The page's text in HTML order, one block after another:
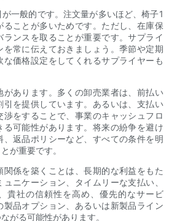
一般的です。注文量が多いほど、椅子1
ることが多いためです。ただし、在庫保
ンスを取ることが重要です。サプライ
を常に伝えておきましょう。季節や定期
な価格設定をしてくれるサプライヤーも
があります。多くの卸売業者は、前払い
引を提供しています。あるいは、支払い
をすることで、事業のキャッシュフロ
る可能性があります。将来の紛争を避け
、返品ポリシーなど、すべての条件を明
が重要です。
係を築くことは、長期的な利益をもた
ニケーション、タイムリーな支払い、
貴社の信頼性を高め、優先的なサービ
製品オプション、あるいは新製品ライン
がる可能性があります。